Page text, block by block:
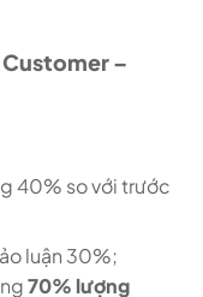
–
40% so với trước
luận 30%;
70% lượng